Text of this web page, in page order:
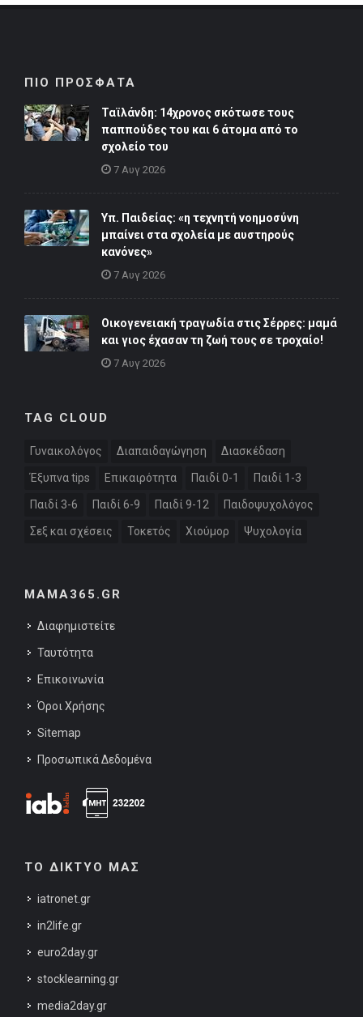
ΠΙΟ ΠΡΟΣΦΑΤΑ
Ταϊλάνδη: 14χρονος σκότωσε τους
παππούδες του και 6 άτομα από το
σχολείο του
7 Αυγ 2026
Υπ. Παιδείας: «η τεχνητή νοημοσύνη
μπαίνει στα σχολεία με αυστηρούς
κανόνες»
7 Αυγ 2026
Οικογενειακή τραγωδία στις Σέρρες: μαμά
και γιος έχασαν τη ζωή τους σε τροχαίο!
7 Αυγ 2026
TAG CLOUD
Γυναικολόγος Διαπαιδαγώγηση Διασκέδαση
Έξυπνα tips Επικαιρότητα Παιδί 0-1 Παιδί 1-3
Παιδί 3-6 Παιδί 6-9 Παιδί 9-12 Παιδοψυχολόγος
Σεξ και σχέσεις Τοκετός Χιούμορ Ψυχολογία
MAMA365.GR
Διαφημιστείτε
Ταυτότητα
Επικοινωνία
Όροι Χρήσης
Sitemap
Προσωπικά Δεδομένα
ΤΟ ΔΙΚΤΥΟ ΜΑΣ
iatronet.gr
in2life.gr
euro2day.gr
stocklearning.gr
media2day.gr